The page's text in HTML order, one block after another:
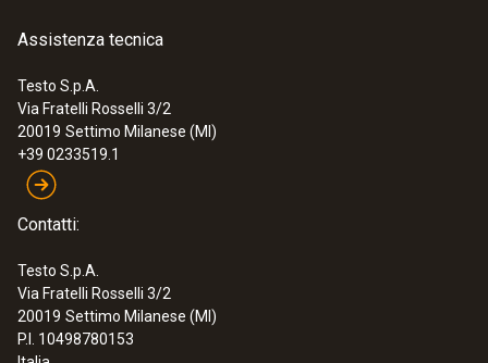
Assistenza tecnica
Testo S.p.A.
Via Fratelli Rosselli 3/2
20019 Settimo Milanese (MI)
+39 0233519.1
Contatti:
Testo S.p.A.
Via Fratelli Rosselli 3/2
20019 Settimo Milanese (MI)
P.I. 10498780153